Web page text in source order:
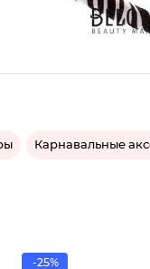
Карнавальные
-25%